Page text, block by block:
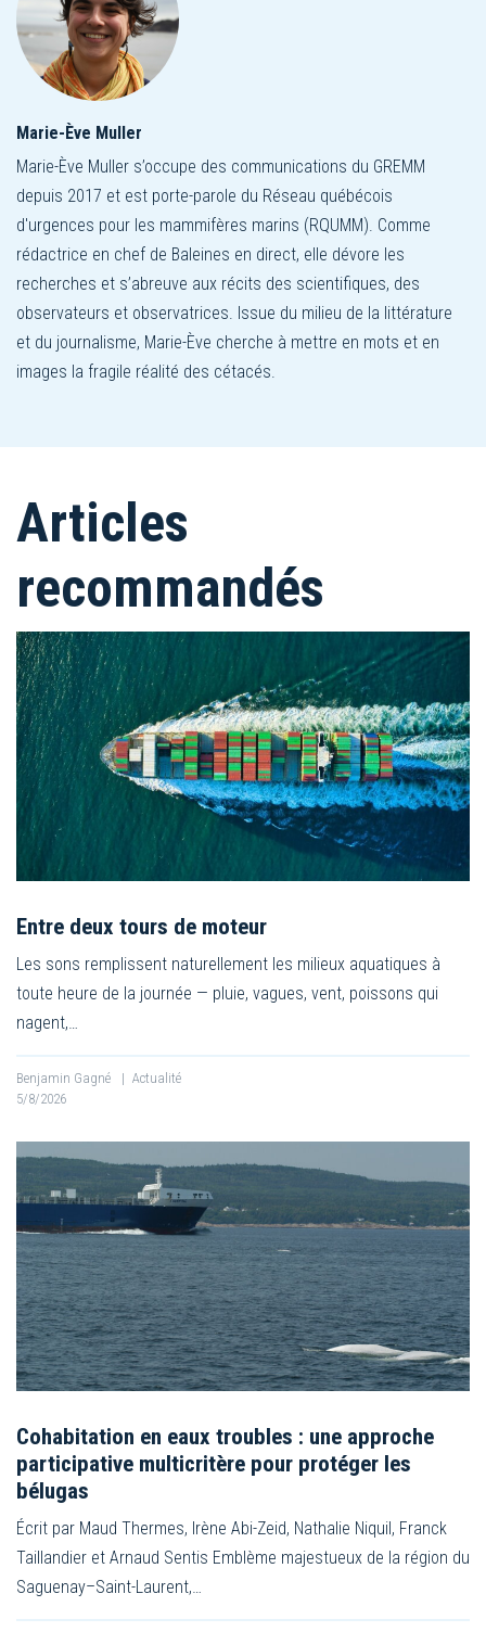
Marie-Ève Muller
Marie-Ève Muller s’occupe des communications du GREMM
depuis 2017 et est porte-parole du Réseau québécois
d'urgences pour les mammifères marins (RQUMM). Comme
rédactrice en chef de Baleines en direct, elle dévore les
recherches et s’abreuve aux récits des scientifiques, des
observateurs et observatrices. Issue du milieu de la littérature
et du journalisme, Marie-Ève cherche à mettre en mots et en
images la fragile réalité des cétacés.
Articles
recommandés
Entre deux tours de moteur
Les sons remplissent naturellement les milieux aquatiques à
toute heure de la journée — pluie, vagues, vent, poissons qui
nagent,…
Benjamin Gagné | Actualité
5/8/2026
Cohabitation en eaux troubles : une approche
participative multicritère pour protéger les
bélugas
Écrit par Maud Thermes, Irène Abi-Zeid, Nathalie Niquil, Franck
Taillandier et Arnaud Sentis Emblème majestueux de la région du
Saguenay–Saint-Laurent,…